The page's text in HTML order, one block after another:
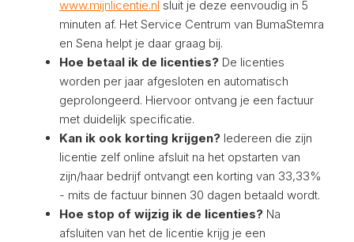
www.mijnlicentie.nl sluit je deze eenvoudig in 5
minuten af. Het Service Centrum van BumaStemra
en Sena helpt je daar graag bij.
Hoe betaal ik de licenties? De licenties
worden per jaar afgesloten en automatisch
geprolongeerd. Hiervoor ontvang je een factuur
met duidelijk specificatie.
Kan ik ook korting krijgen? Iedereen die zijn
licentie zelf online afsluit na het opstarten van
zijn/haar bedrijf ontvangt een korting van 33,33%
- mits de factuur binnen 30 dagen betaald wordt.
Hoe stop of wijzig ik de licenties? Na
afsluiten van het de licentie krijg je een